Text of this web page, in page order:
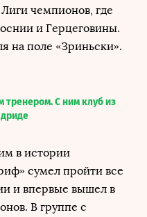
чемпионов, где
и Герцеговины.
на поле «Зриньски».
С ним клуб из
в истории
сумел пройти все
и впервые вышел в
В группе с